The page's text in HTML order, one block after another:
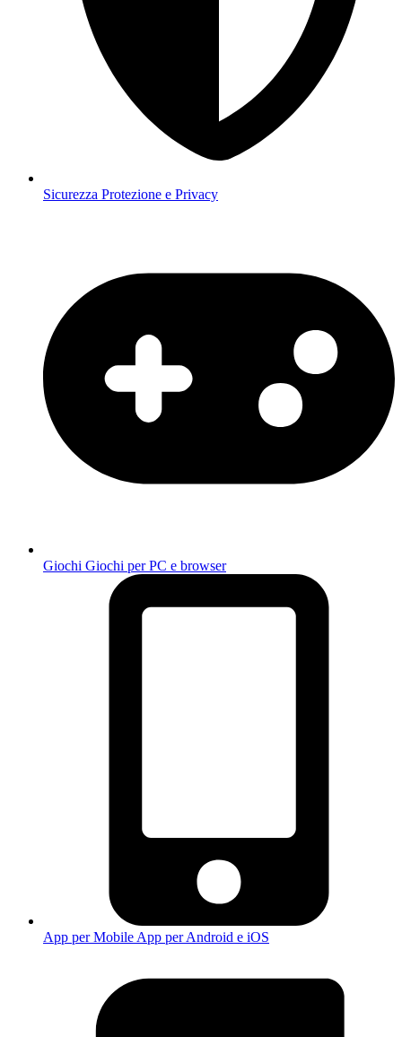
Sicurezza Protezione e Privacy
Giochi Giochi per PC e browser
App per Mobile App per Android e iOS